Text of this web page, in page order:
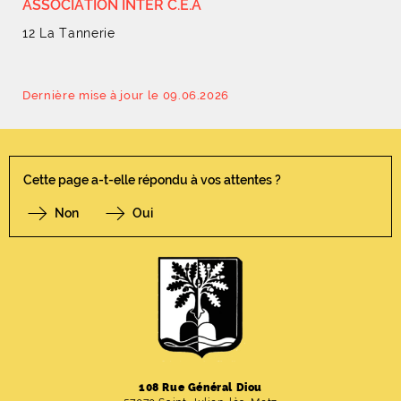
ASSOCIATION INTER C.E.A
12 La Tannerie
Dernière mise à jour le 09.06.2026
Cette page a-t-elle répondu à vos attentes ?
Non Oui
108 Rue Général Diou